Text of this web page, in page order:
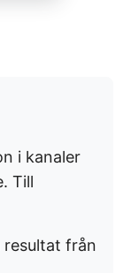
i kanaler
Till
resultat från